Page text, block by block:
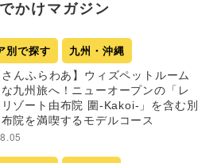
かけマガジン
別で探す 九州・沖縄
さんふらわあ】ウィズペットルーム
九州旅へ！ニューオープンの「レ
ゾート由布院 圍-Kakoi-」を含む別
院を満喫するモデルコース